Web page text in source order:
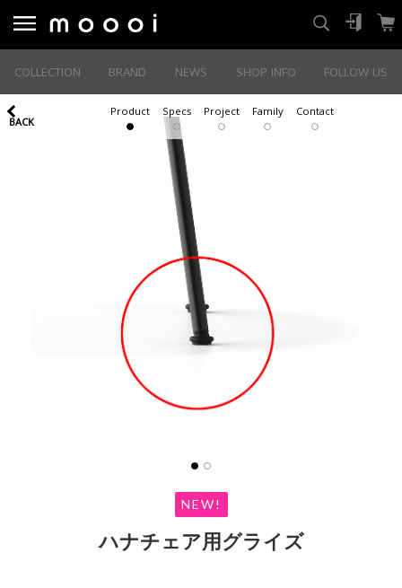
COLLECTION BRAND NEWS SHOP INFO FOLLOW US
BACK
Product Specs Project Family Contact
NEW!
ハナチェア用グライズ